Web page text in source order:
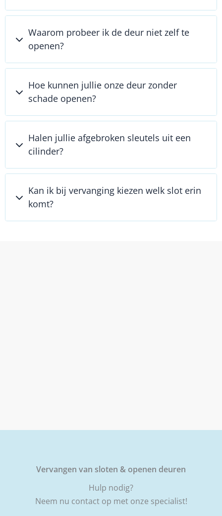
Waarom probeer ik de deur niet zelf te
openen?
Hoe kunnen jullie onze deur zonder
schade openen?
Halen jullie afgebroken sleutels uit een
cilinder?
Kan ik bij vervanging kiezen welk slot erin
komt?
Vervangen van sloten & openen deuren
Hulp nodig?
Neem nu contact op met onze specialist!